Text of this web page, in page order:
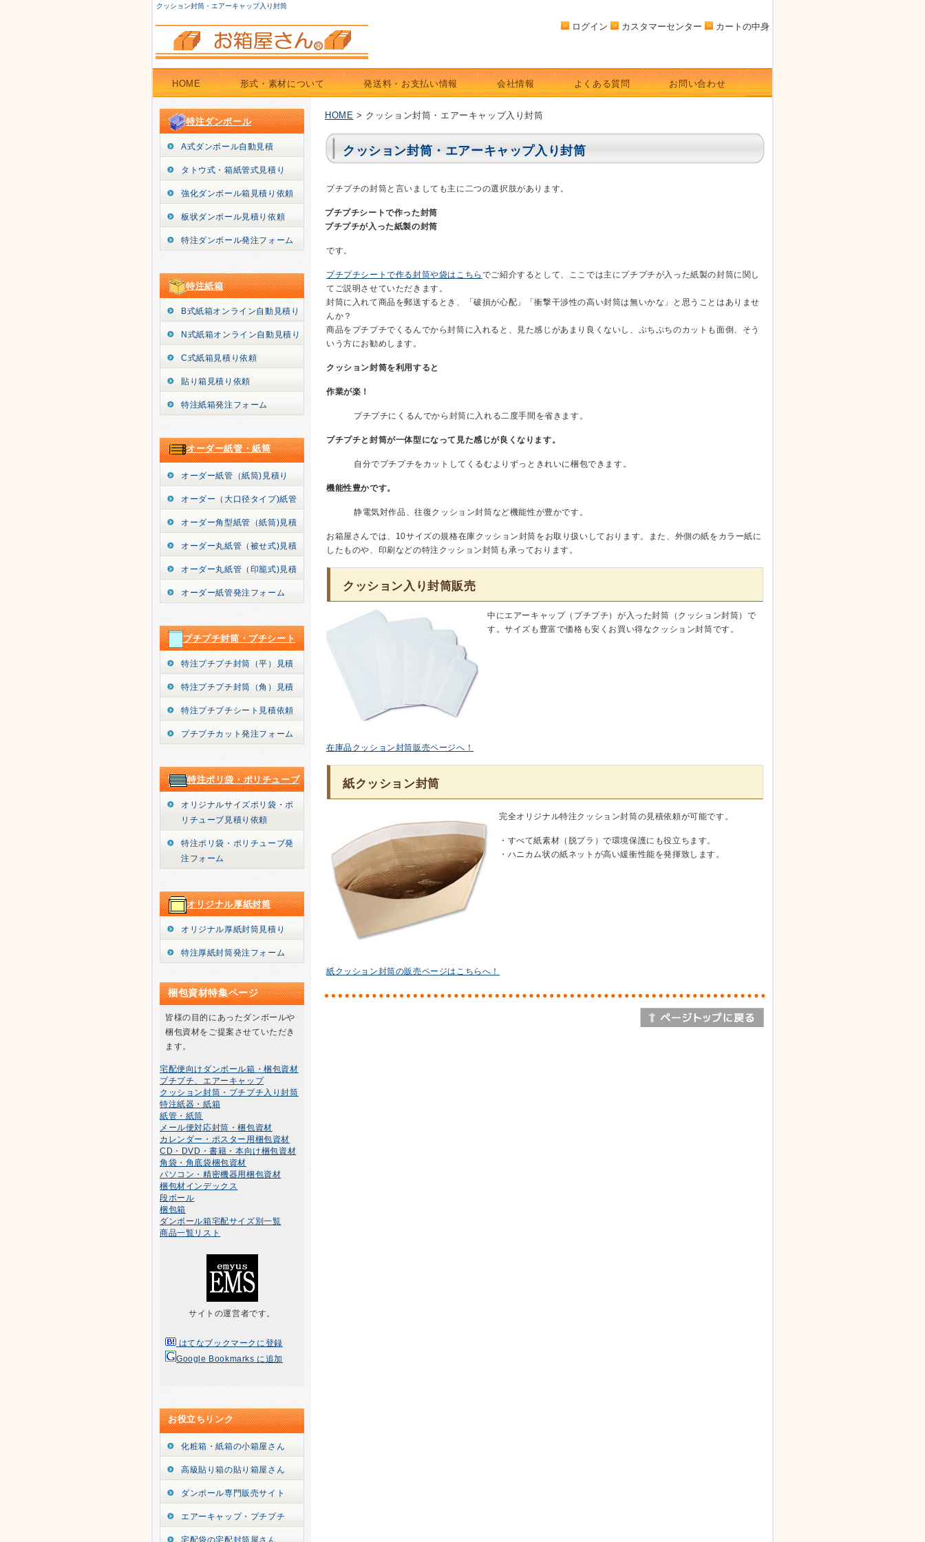
クッション封筒・エアーキャップ入り封筒
ログイン カスタマーセンター カートの中身
HOME 形式・素材について 発送料・お支払い情報 会社情報 よくある質問 お問い合わせ
HOME > クッション封筒・エアーキャップ入り封筒
クッション封筒・エアーキャップ入り封筒
プチプチの封筒と言いましても主に二つの選択肢があります。
プチプチシートで作った封筒
プチプチが入った紙製の封筒
です。
プチプチシートで作る封筒や袋はこちら でご紹介するとして、ここでは主にプチプチが入った紙製の封筒に関し
てご説明させていただきます。
封筒に入れて商品を郵送するとき、「破損が心配」「衝撃干渉性の高い封筒は無いかな」と思うことはありませ
んか？
商品をプチプチでくるんでから封筒に入れると、見た感じがあまり良くないし、ぷちぷちのカットも面倒、そう
いう方にお勧めします。
クッション封筒を利用すると
作業が楽！
プチプチにくるんでから封筒に入れる二度手間を省きます。
プチプチと封筒が一体型になって見た感じが良くなります。
自分でプチプチをカットしてくるむよりずっときれいに梱包できます。
機能性豊かです。
静電気対作品、往復クッション封筒など機能性が豊かです。
お箱屋さんでは、10サイズの規格在庫クッション封筒をお取り扱いしております。また、外側の紙をカラー紙に
したものや、印刷などの特注クッション封筒も承っております。
クッション入り封筒販売
中にエアーキャップ（プチプチ）が入った封筒（クッション封筒）で
す。サイズも豊富で価格も安くお買い得なクッション封筒です。
在庫品クッション封筒販売ページへ！
紙クッション封筒
完全オリジナル特注クッション封筒の見積依頼が可能です。
・すべて紙素材（脱プラ）で環境保護にも役立ちます。
・ハニカム状の紙ネットが高い緩衝性能を発揮致します。
紙クッション封筒の販売ページはこちらへ！
特注ダンボール
A式ダンボール自動見積
タトウ式・箱紙管式見積り
強化ダンボール箱見積り依頼
板状ダンボール見積り依頼
特注ダンボール発注フォーム
特注紙箱
B式紙箱オンライン自動見積り
N式紙箱オンライン自動見積り
C式紙箱見積り依頼
貼り箱見積り依頼
特注紙箱発注フォーム
オーダー紙管・紙筒
オーダー紙管（紙筒)見積り
オーダー（大口径タイプ)紙管
オーダー角型紙管（紙筒)見積
オーダー丸紙管（被せ式)見積
オーダー丸紙管（印籠式)見積
オーダー紙管発注フォーム
プチプチ封筒・プチシート
特注プチプチ封筒（平）見積
特注プチプチ封筒（角）見積
特注プチプチシート見積依頼
プチプチカット発注フォーム
特注ポリ袋・ポリチューブ
オリジナルサイズポリ袋・ポ
リチューブ見積り依頼
特注ポリ袋・ポリチューブ発
注フォーム
オリジナル厚紙封筒
オリジナル厚紙封筒見積り
特注厚紙封筒発注フォーム
梱包資材特集ページ
皆様の目的にあったダンボールや
梱包資材をご提案させていただき
ます。
宅配便向けダンボール箱・梱包資材
プチプチ、エアーキャップ
クッション封筒・プチプチ入り封筒
特注紙器・紙箱
紙管・紙筒
メール便対応封筒・梱包資材
カレンダー・ポスター用梱包資材
CD・DVD・書籍・本向け梱包資材
角袋・角底袋梱包資材
パソコン・精密機器用梱包資材
梱包材インデックス
段ボール
梱包箱
ダンボール箱宅配サイズ別一覧
商品一覧リスト
サイトの運営者です。
はてなブックマークに登録
Google Bookmarks に追加
お役立ちリンク
化粧箱・紙箱の小箱屋さん
高級貼り箱の貼り箱屋さん
ダンボール専門販売サイト
エアーキャップ・プチプチ
宅配袋の宅配封筒屋さん